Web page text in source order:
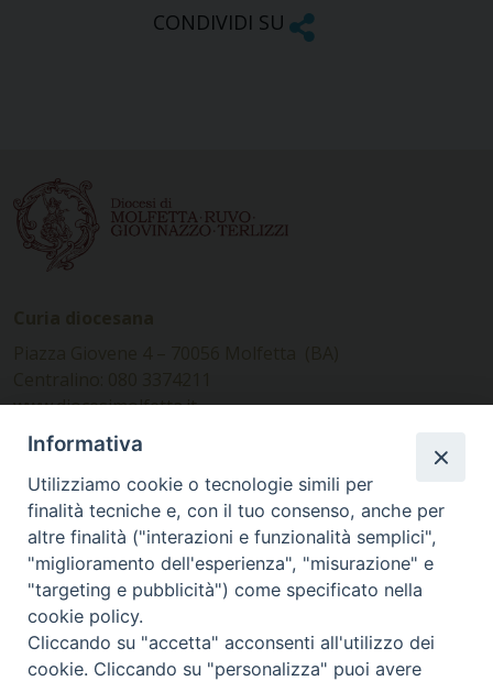
CONDIVIDI SU
www.diocesimolfetta.it –
diocesimolfetta@pec.chiesacattolica.it
Ufficio Comunicazioni sociali
Piazza Giovene 4 – 70056 Molfetta (BA)
comunicazionisociali@diocesimolfetta.it
SEGUICI SU
Informativa
Utilizziamo cookie o tecnologie simili per
finalità tecniche e, con il tuo consenso, anche per
altre finalità ("interazioni e funzionalità semplici",
"miglioramento dell'esperienza", "misurazione" e
"targeting e pubblicità") come specificato nella
cookie policy.
Cliccando su "accetta" acconsenti all'utilizzo dei
cookie. Cliccando su "personalizza" puoi avere